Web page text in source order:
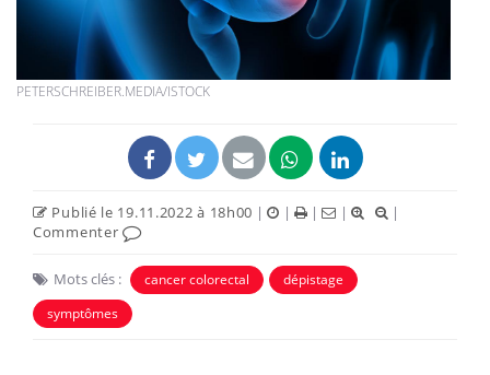
PETERSCHREIBER.MEDIA/ISTOCK
Publié le 19.11.2022 à 18h00 | | | |
|
Commenter
Mots clés : cancer colorectal
dépistage
symptômes